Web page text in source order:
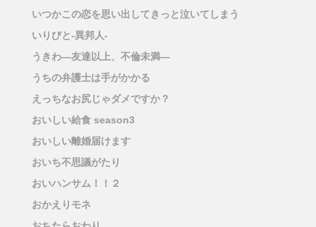
いつかこの恋を思い出してきっと泣いてしまう
いりびと-異邦人-
うきわ―友達以上、不倫未満―
うちの弁護士は手がかかる
えっちなお尻じゃダメですか？
おいしい給食 season3
おいしい離婚届けます
おいち不思議がたり
おいハンサム！！２
おかえりモネ